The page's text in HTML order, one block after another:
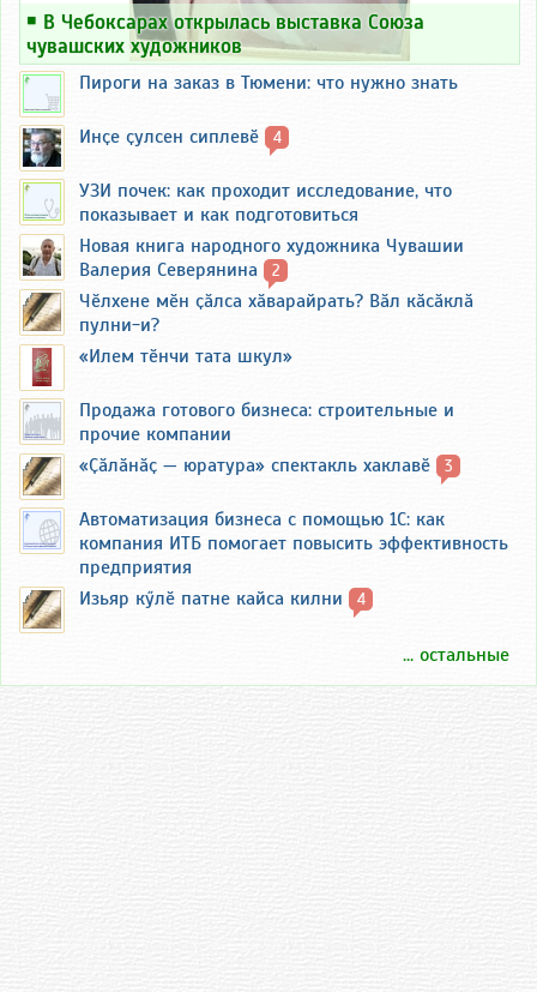
￭ В Чебоксарах открылась выставка Союза
чувашских художников
Пироги на заказ в Тюмени: что нужно знать
Инҫе ҫулсен сиплевӗ 4
УЗИ почек: как проходит исследование, что
показывает и как подготовиться
Новая книга народного художника Чувашии
Валерия Северянина
2
Чӗлхене мӗн ҫӑлса хӑварайрать? Вӑл кӑсӑклӑ
пулни-и?
«Илем тӗнчи тата шкул»
Продажа готового бизнеса: строительные и
прочие компании
«Ҫӑлӑнӑҫ — юратура» спектакль хаклавӗ
3
Автоматизация бизнеса с помощью 1С: как
компания ИТБ помогает повысить эффективность
предприятия
Изьяр кӳлӗ патне кайса килни
4
... остальные